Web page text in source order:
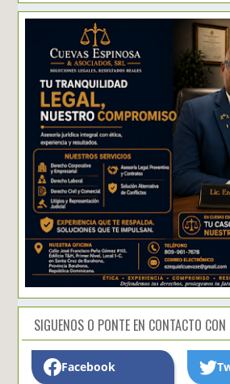
SIGUENOS O PONTE EN CONTACTO
Facebook